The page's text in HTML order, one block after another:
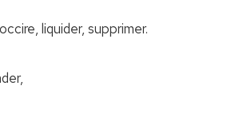
liquider, supprimer.